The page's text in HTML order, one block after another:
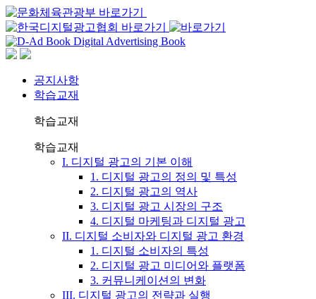
공지사항
학습교재
학습교재
학습교재
I. 디지털 광고의 기본 이해
1. 디지털 광고의 정의 및 특성
2. 디지털 광고의 역사
3. 디지털 광고 시장의 구조
4. 디지털 마케팅과 디지털 광고
II. 디지털 소비자와 디지털 광고 환경
1. 디지털 소비자의 특성
2. 디지털 광고 미디어와 플랫폼
3. 커뮤니케이션의 변화
III. 디지털 광고의 전략과 실행